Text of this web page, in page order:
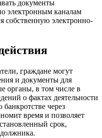
документы
электронным каналам
собственную электронно-
граждане могут
и документы для
органы, в том числе в
о фактах деятельности
через
время и позволяет
срок,